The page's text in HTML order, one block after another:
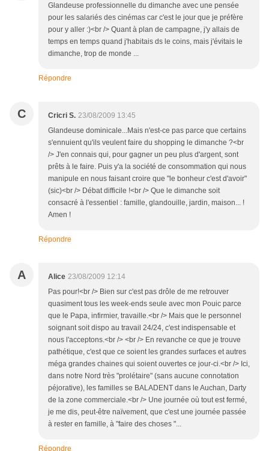
Glandeuse professionnelle du dimanche avec une pensée
pour les salariés des cinémas car c'est le jour que je préfère
pour y aller :)<br /> Quant à plan de campagne, j'y allais de
temps en temps quand j'habitais ds le coins, mais j'évitais le
dimanche, trop de monde ...
Répondre
C Cricri S. 23/08/2009 13:45
Glandeuse dominicale...Mais n'est-ce pas parce que certains
s'ennuient qu'ils veulent faire du shopping le dimanche ?<br
/> J'en connais qui, pour gagner un peu plus d'argent, sont
prêts à le faire. Puis y'a la société de consommation qui nous
manipule en nous faisant croire que "le bonheur c'est d'avoir"
(sic)<br /> Débat difficile !<br /> Que le dimanche soit
consacré à l'essentiel : famille, glandouille, jardin, maison... !
Amen !
Répondre
A Alice 23/08/2009 12:14
Pas pour!<br /> Bien sur c'est pas drôle de me retrouver
quasiment tous les week-ends seule avec mon Pouic parce
que le Papa, infirmier, travaille.<br /> Mais que le personnel
soignant soit dispo au travail 24/24, c'est indispensable et
nous l'acceptons.<br /> <br /> En revanche ce que je trouve
pathétique, c'est que ce soient les grandes surfaces et autres
méga grandes chaines qui soient ouvertes ce jour-ci.<br /> Ici,
dans notre Nord très "prolétaire" (sans aucune connotation
péjorative), les familles se BALADENT dans le Auchan, Darty
de la zone commerciale.<br /> Une journée où tout est fermé,
je me dis, peut-être naïvement, que c'est une journée passée
à rester en famille, à "faire des choses "...
Répondre